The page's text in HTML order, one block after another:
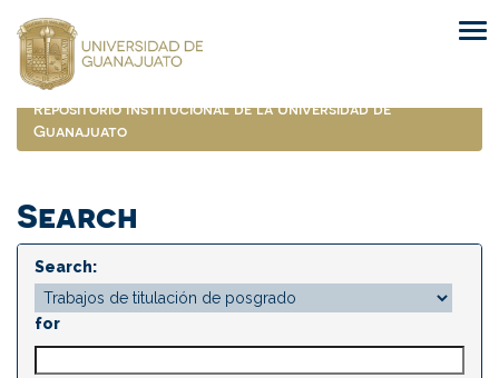
navigation
Repositorio Institucional de la Universidad de
Guanajuato
Search
Search:
for